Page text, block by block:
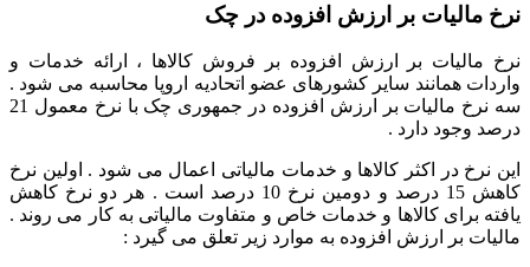
نرخ مالیات بر ارزش افزوده در چک
نرخ مالیات بر ارزش افزوده بر فروش کالاها ، ارائه خدمات و
واردات همانند سایر کشورهای عضو اتحادیه اروپا محاسبه می شود .
سه نرخ مالیات بر ارزش افزوده در جمهوری چک با نرخ معمول 21
درصد وجود دارد .
این نرخ در اکثر کالاها و خدمات مالیاتی اعمال می شود . اولین نرخ
کاهش 15 درصد و دومین نرخ 10 درصد است . هر دو نرخ کاهش
یافته برای کالاها و خدمات خاص و متفاوت مالیاتی به کار می روند .
مالیات بر ارزش افزوده به موارد زیر تعلق می گیرد :